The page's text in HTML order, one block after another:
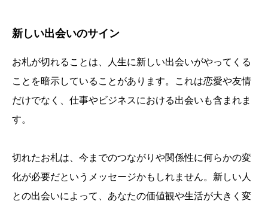
新しい出会いのサイン
お札が切れることは、人生に新しい出会いがやってくる
ことを暗示していることがあります。これは恋愛や友情
だけでなく、仕事やビジネスにおける出会いも含まれま
す。
切れたお札は、今までのつながりや関係性に何らかの変
化が必要だというメッセージかもしれません。新しい人
との出会いによって、あなたの価値観や生活が大きく変